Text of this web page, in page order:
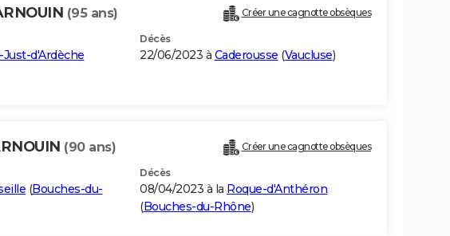
(95 ans) Créer une cagnotte obsèques
Just-d'Ardèche
Décès
22/06/2023 à Caderousse (Vaucluse)
(90 ans) Créer une cagnotte obsèques
(Bouches-du-
Décès
08/04/2023 à la Roque-d'Anthéron
(Bouches-du-Rhône)